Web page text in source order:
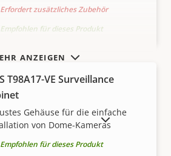
ANZEIGEN
Erfordert zusätzliches Zubehör
Empfohlen für dieses Produkt
T98A17-VE Surveillance
Gehäuse für die einfache
von Dome-Kameras
Empfohlen für dieses Produkt
ANZEIGEN